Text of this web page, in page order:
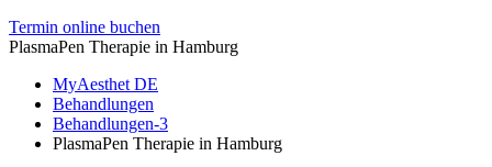
Termin online buchen
PlasmaPen Therapie in Hamburg
MyAesthet DE
Behandlungen
Behandlungen-3
PlasmaPen Therapie in Hamburg